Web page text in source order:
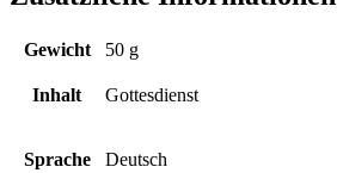
Gewicht 50 g
Inhalt Gottesdienst
Sprache Deutsch